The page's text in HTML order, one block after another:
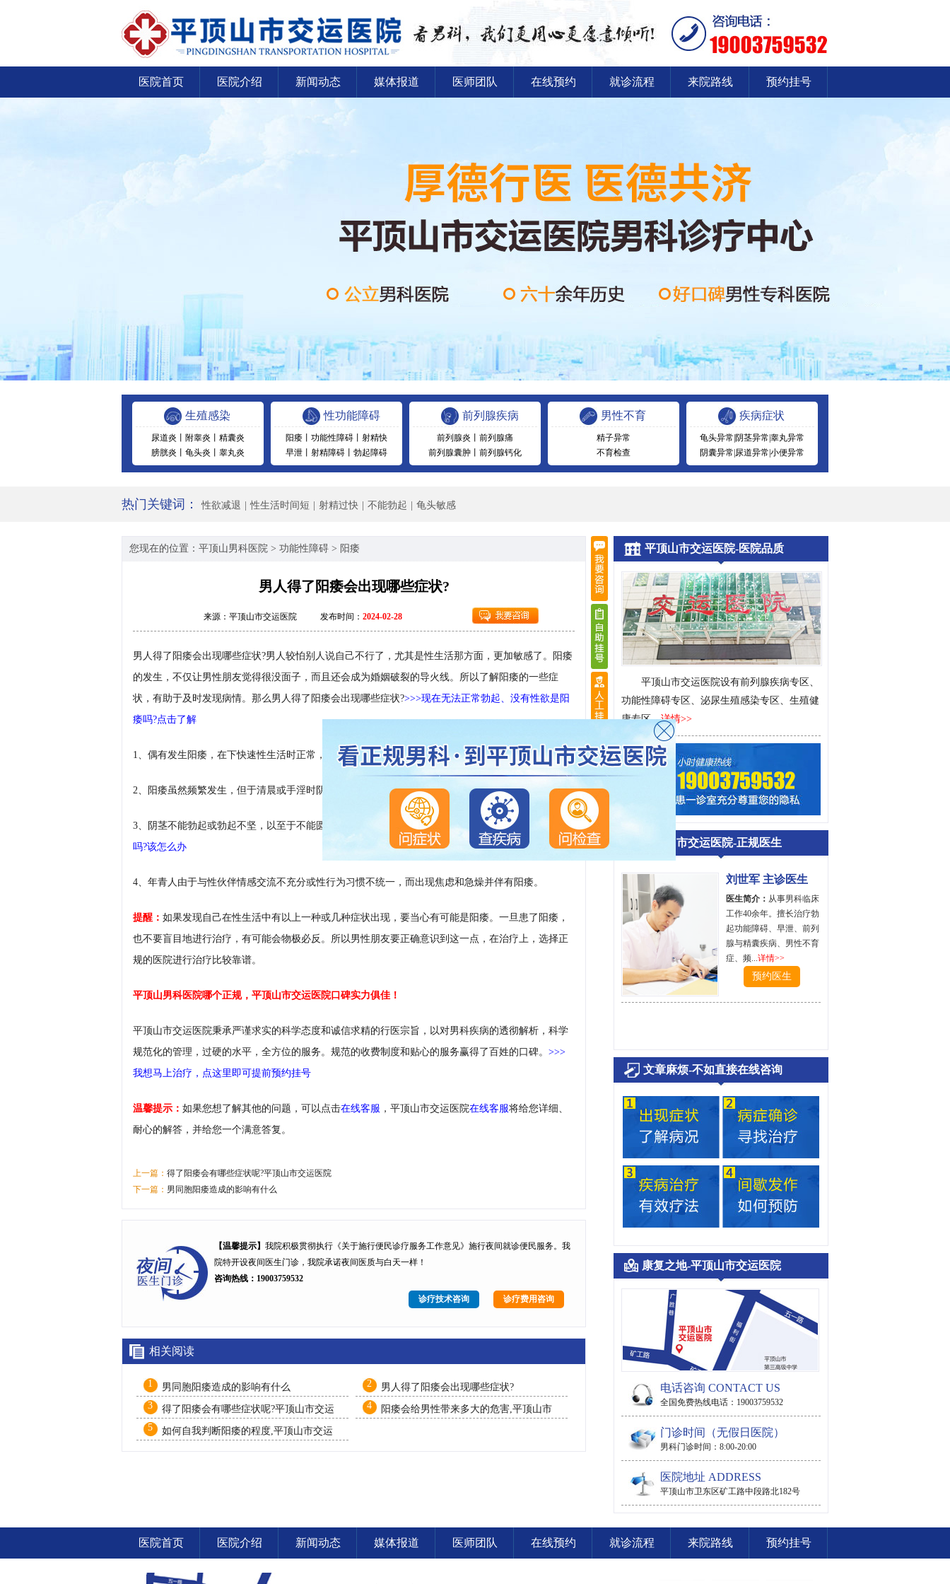
医院首页 医院介绍 新闻动态 媒体报道 医师团队 在线预约 就诊流程 来院路线 预约挂号
生殖感染
尿道炎 附睾炎
精囊炎
膀胱炎
龟头炎 睾丸炎
性功能障碍
阳痿 功能性障碍
射精快
早泄
射精障碍 勃起障碍
前列腺疾病
前列腺炎
前列腺痛
前列腺囊肿
前列腺钙化
男性不育
精子异常
不育检查
疾病症状
龟头异常 阴茎异常 睾丸异常
阴囊异常 尿道异常 小便异常
热门关键词： 性欲减退 性生活时间短 射精过快 不能勃起 龟头敏感
您现在的位置： 平顶山男科医院 > 功能性障碍 > 阳痿
男人得了阳痿会出现哪些症状?
来源： 平顶山市交运医院 发布时间： 2024-02-28
男人得了阳痿会出现哪些症状?男人较怕别人说自己不行了，尤其是性生活那方面，更加敏感了。阳痿
的发生，不仅让男性朋友觉得很没面子，而且还会成为婚姻破裂的导火线。所以了解阳痿的一些症
状，有助于及时发现病情。那么男人得了阳痿会出现哪些症状?>>>现在无法正常勃起、没有性欲是阳
痿吗?点击了解
1、偶有发生阳痿，在下快速性生活时正常，可能是一时紧张或劳累所致，不属于病情。
2、阳痿虽然频繁发生，但于清晨或手淫时阴茎可以勃起并可维持一段时间，多是由心理因素引起。
3、阴茎不能勃起或勃起不坚，以至于不能圆满进行正常的性生活。>>>我的婚姻破裂与阳痿早泄有关
吗?该怎么办
4、年青人由于与性伙伴情感交流不充分或性行为习惯不统一，而出现焦虑和急燥并伴有阳痿。
提醒： 如果发现自己在性生活中有以上一种或几种症状出现，要当心有可能是阳痿。一旦患了阳痿，
也不要盲目地进行治疗，有可能会物极必反。所以男性朋友要正确意识到这一点，在治疗上，选择正
规的医院进行治疗比较靠谱。
平顶山男科医院哪个正规，平顶山市交运医院口碑实力俱佳！
平顶山市交运医院秉承严谨求实的科学态度和诚信求精的行医宗旨，以对男科疾病的透彻解析，科学
规范化的管理，过硬的水平，全方位的服务。规范的收费制度和贴心的服务赢得了百姓的口碑。 >>>
我想马上治疗，点这里即可提前预约挂号
温馨提示： 如果您想了解其他的问题，可以点击在线客服 ，平顶山市交运医院在线客服将给您详细、
耐心的解答，并给您一个满意答复。
上一篇： 得了阳痿会有哪些症状呢?平顶山市交运医院
下一篇： 男同胞阳痿造成的影响有什么
【温馨提示】 我院积极贯彻执行 《关于施行便民诊疗服务工作意见》 施行夜间就诊便民服务。我
院特开设夜间医生门诊 ，我院承诺夜间医质与白天一样！
咨询热线：19003759532
诊疗费用咨询
诊疗技术咨询
相关阅读
1 男同胞阳痿造成的影响有什么 2
男人得了阳痿会出现哪些症状?
3
得了阳痿会有哪些症状呢?平顶山市交运
医院
4
阳痿会给男性带来多大的危害,平顶山市
5
如何自我判断阳痿的程度,平顶山市交运
平顶山市交运医院-医院品质
平顶山市交运医院设有前列腺疾病专区、
功能性障碍专区、泌尿生殖感染专区、生殖健
康专区…详情>>
平顶山市交运医院-正规医生
刘世军 主诊医生
医生简介： 从事男科临床
工作40余年。擅长治疗勃
起功能障碍、早泄、前列
腺与精囊疾病、男性不育
症、频...详情>>
预约医生
文章麻烦-不如直接在线咨询
康复之地-平顶山市交运医院
电话咨询 CONTACT US
全国免费热线电话：19003759532
门诊时间（无假日医院）
男科门诊时间：8:00-20:00
医院地址 ADDRESS
平顶山市卫东区矿工路中段路北182号
医院首页 医院介绍 新闻动态 媒体报道 医师团队 在线预约 就诊流程 来院路线 预约挂号